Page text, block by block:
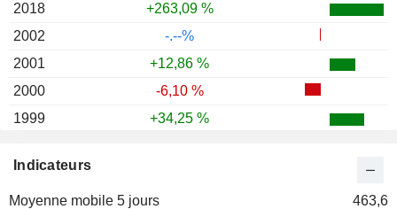
Indicateurs
Moyenne mobile 5 jours
463,6
2018
+263,09 %
2002
-.--%
2001
+12,86 %
2000
-6,10 %
1999
+34,25 %
1997
1996
-5,98 %